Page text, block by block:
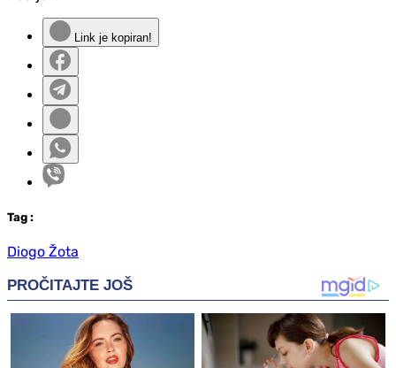
Link je kopiran!
Tag :
Diogo Žota